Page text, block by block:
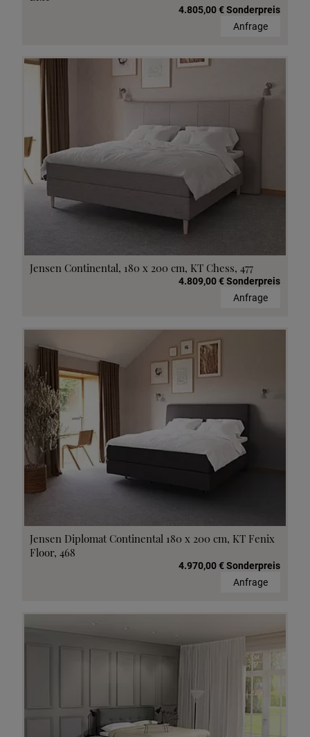
4.805,00 € Sonderpreis
Anfrage
Jensen Continental, 180 x 200 cm, KT Chess, 477
4.809,00 € Sonderpreis
Anfrage
Jensen Diplomat Continental 180 x 200 cm, KT Fenix
Floor, 468
4.970,00 € Sonderpreis
Anfrage